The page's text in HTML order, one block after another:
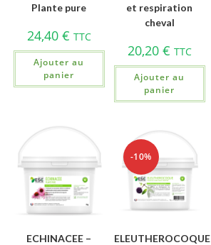
Plante pure
24,40 € TTC
Ajouter au
panier
et respiration
cheval
20,20 € TTC
Ajouter au
panier
ECHINACEE –
-10%
ELEUTHEROCOQUE